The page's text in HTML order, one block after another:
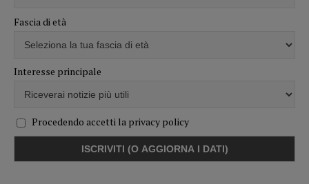
Fascia di età
Interesse principale
Procedendo accetti la privacy policy